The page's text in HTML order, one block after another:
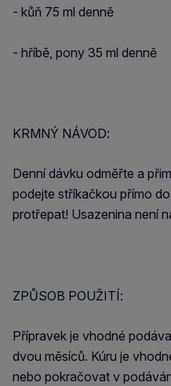
- kůň 75 ml denně
- hříbě, pony 35 ml denně
KRMNÝ NÁVOD:
Denní dávku odměřte a
podejte stříkačkou přímo
protřepat! Usazenina není
ZPŮSOB POUŽITÍ:
Přípravek je vhodné
dvou měsíců. Kúru je
nebo pokračovat v